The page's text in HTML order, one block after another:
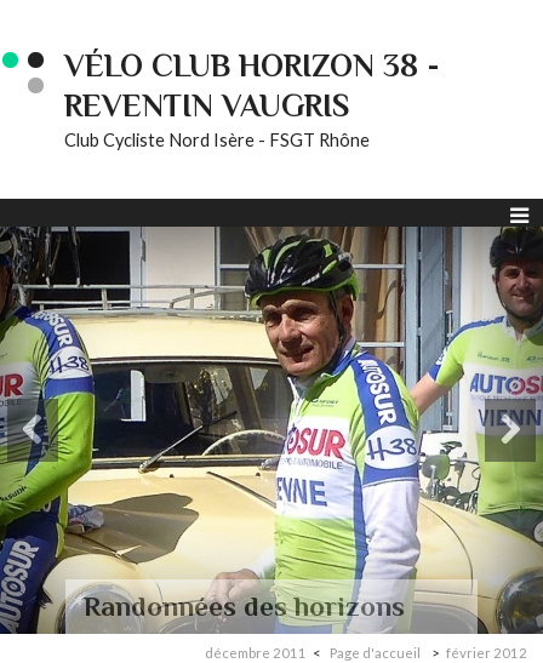
VÉLO CLUB HORIZON 38 -
REVENTIN VAUGRIS
Club Cycliste Nord Isère - FSGT Rhône
Randonnées des horizons
décembre 2011 Page d'accueil février 2012